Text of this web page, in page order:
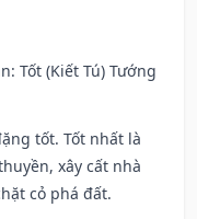
Tốt (Kiết Tú) Tướng
tốt. Tốt nhất là
xây cất nhà
cỏ phá đất.